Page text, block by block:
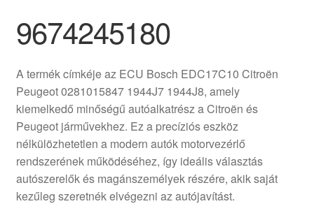
Felhasználási feltételek
Kifizetések
Panasz
Panaszkezelési szabályzat
9674245180
A termék címkéje az ECU Bosch EDC17C10 Citroën
Peugeot 0281015847 1944J7 1944J8, amely
kiemelkedő minőségű autóalkatrész a Citroën és
Peugeot járművekhez. Ez a precíziós eszköz
nélkülözhetetlen a modern autók motorvezérlő
rendszerének működéséhez, így ideális választás
autószerelők és magánszemélyek részére, akik saját
kezűleg szeretnék elvégezni az autójavítást.